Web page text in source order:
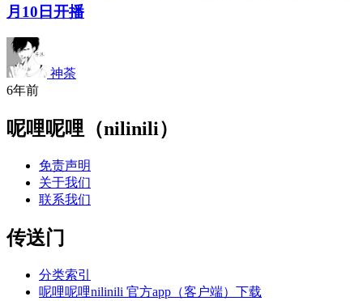
月10日开播
神荼
6年前
呢哩呢哩（nilinili）
免责声明
关于我们
联系我们
传送门
分类索引
呢哩呢哩nilinili 官方app（客户端）下载